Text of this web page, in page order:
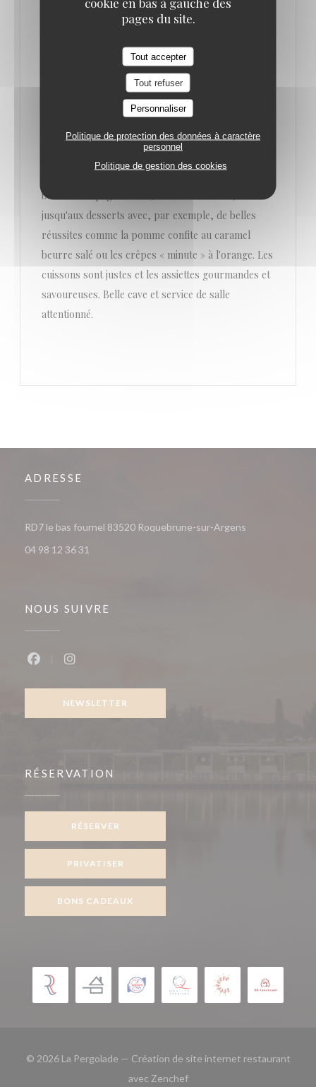
pages du site.
Tout accepter
Tout refuser
Personnaliser
Politique de protection des données à caractère
personnel
Politique de gestion des cookies
chic des années 1930, charme discret des laitons
brèches de Sienne au fini remarquable. Mais c'est
aussi l'assurance d'un chef qui compose des cartes
d'une belle justesse. Des produits qui font plaisir...
La côte de veau fondante à la crème de tarama, les
saumons d'exception aux saveurs légèrement
épicées et fumés par leurs soins. Les truffes
fraîches déclinées au gré de la carte et toujours les
bons accompagnements, selon les saisons,
jusqu'aux desserts avec, par exemple, de belles
réussites comme la pomme confite au caramel
beurre salé ou les crêpes « minute » à l'orange. Les
cuissons sont justes et les assiettes gourmandes et
savoureuses. Belle cave et service de salle
attentionné.
ADRESSE
RD7 le bas fournel 83520 Roquebrune-sur-Argens
04 98 12 36 31
NOUS SUIVRE
NEWSLETTER
RÉSERVATION
RÉSERVER
PRIVATISER
BONS CADEAUX
© 2026 La Pergolade — Création de site internet restaurant
avec Zenchef((ouvre une nouvelle